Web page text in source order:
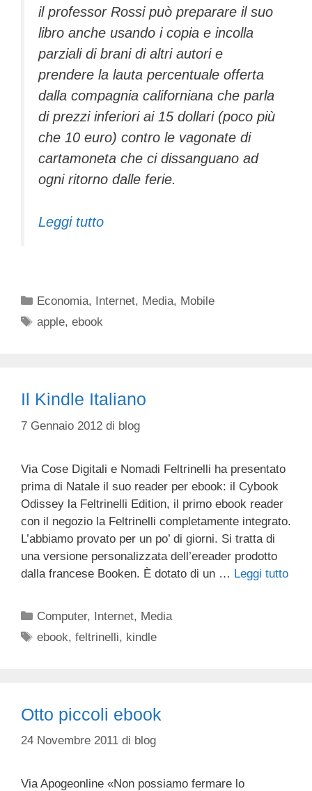
il professor Rossi può preparare il suo
libro anche usando i copia e incolla
parziali di brani di altri autori e
prendere la lauta percentuale offerta
dalla compagnia californiana che parla
di prezzi inferiori ai 15 dollari (poco più
che 10 euro) contro le vagonate di
cartamoneta che ci dissanguano ad
ogni ritorno dalle ferie.
Leggi tutto
Categorie
Economia, Internet, Media, Mobile
Tag
apple,ebook
Il Kindle Italiano
7 Gennaio 2012 di blog
Via Cose Digitali e Nomadi Feltrinelli ha presentato
prima di Natale il suo reader per ebook: il Cybook
Odissey la Feltrinelli Edition, il primo ebook reader
con il negozio la Feltrinelli completamente integrato.
L’abbiamo provato per un po’ di giorni. Si tratta di
una versione personalizzata dell’ereader prodotto
dalla francese Booken. È dotato di un … Leggi tutto
Categorie
Computer, Internet, Media
Tag
ebook,feltrinelli, kindle
Otto piccoli ebook
24 Novembre 2011 di blog
Via Apogeonline «Non possiamo fermare lo